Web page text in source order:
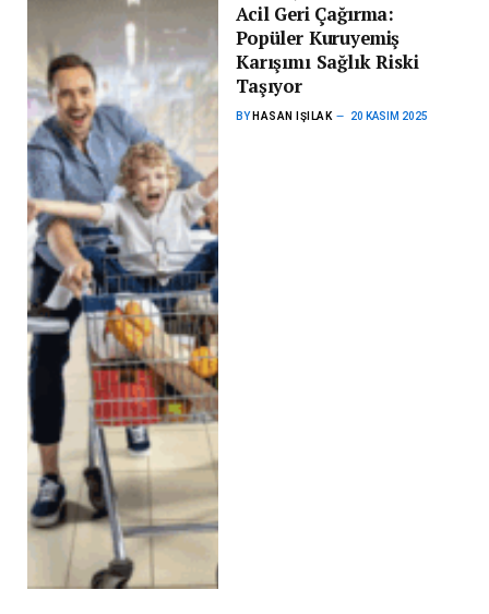
Acil Geri Çağırma:
Popüler Kuruyemiş
Karışımı Sağlık Riski
Taşıyor
BY HASAN IŞILAK 20 KASIM 2025